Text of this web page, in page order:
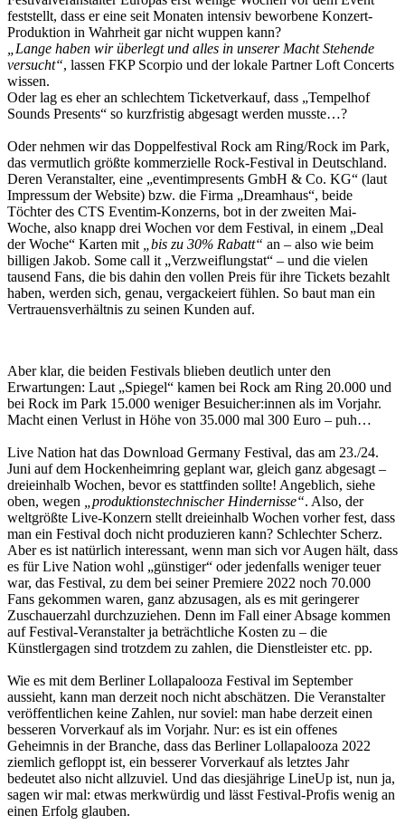
feststellt, dass er eine seit Monaten intensiv beworbene Konzert-
Produktion in Wahrheit gar nicht wuppen kann?
„Lange haben wir überlegt und alles in unserer Macht Stehende
versucht“, lassen FKP Scorpio und der lokale Partner Loft Concerts
wissen.
Oder lag es eher an schlechtem Ticketverkauf, dass „Tempelhof
Sounds Presents“ so kurzfristig abgesagt werden musste…?
Oder nehmen wir das Doppelfestival Rock am Ring/Rock im Park,
das vermutlich größte kommerzielle Rock-Festival in Deutschland.
Deren Veranstalter, eine „eventimpresents GmbH & Co. KG“ (laut
Impressum der Website) bzw. die Firma „Dreamhaus“, beide
Töchter des CTS Eventim-Konzerns, bot in der zweiten Mai-
Woche, also knapp drei Wochen vor dem Festival, in einem „Deal
der Woche“ Karten mit
„bis zu 30% Rabatt“ an – also wie beim
billigen Jakob. Some call it „Verzweiflungstat“ – und die vielen
tausend Fans, die bis dahin den vollen Preis für ihre Tickets bezahlt
haben, werden sich, genau, vergackeiert fühlen. So baut man ein
Vertrauensverhältnis zu seinen Kunden auf.
Aber klar, die beiden Festivals blieben deutlich unter den
Erwartungen: Laut „Spiegel“ kamen bei Rock am Ring 20.000 und
bei Rock im Park 15.000 weniger Besuicher:innen als im Vorjahr.
Macht einen Verlust in Höhe von 35.000 mal 300 Euro – puh…
Live Nation hat das Download Germany Festival, das am 23./24.
Juni auf dem Hockenheimring geplant war, gleich ganz abgesagt –
dreieinhalb Wochen, bevor es stattfinden sollte! Angeblich, siehe
oben, wegen
„produktionstechnischer Hindernisse“. Also, der
weltgrößte Live-Konzern stellt dreieinhalb Wochen vorher fest, dass
man ein Festival doch nicht produzieren kann? Schlechter Scherz.
Aber es ist natürlich interessant, wenn man sich vor Augen hält, dass
es für Live Nation wohl „günstiger“ oder jedenfalls weniger teuer
war, das Festival, zu dem bei seiner Premiere 2022 noch 70.000
Fans gekommen waren, ganz abzusagen, als es mit geringerer
Zuschauerzahl durchzuziehen. Denn im Fall einer Absage kommen
auf Festival-Veranstalter ja beträchtliche Kosten zu – die
Künstlergagen sind trotzdem zu zahlen, die Dienstleister etc. pp.
Wie es mit dem Berliner Lollapalooza Festival im September
aussieht, kann man derzeit noch nicht abschätzen. Die Veranstalter
veröffentlichen keine Zahlen, nur soviel: man habe derzeit einen
besseren Vorverkauf als im Vorjahr. Nur: es ist ein offenes
Geheimnis in der Branche, dass das Berliner Lollapalooza 2022
ziemlich gefloppt ist, ein besserer Vorverkauf als letztes Jahr
bedeutet also nicht allzuviel. Und das diesjährige LineUp ist, nun ja,
sagen wir mal: etwas merkwürdig und lässt Festival-Profis wenig an
einen Erfolg glauben.